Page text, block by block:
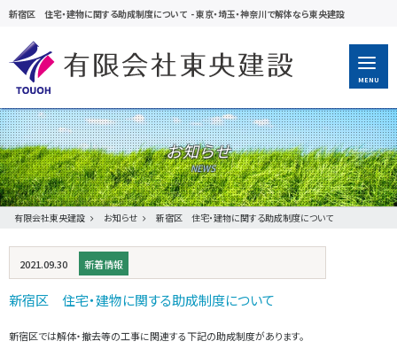
新宿区 住宅・建物に関する助成制度について -東京・埼玉・神奈川で解体なら東央建設
MENU
お知らせ
有限会社東央建設 お知らせ 新宿区 住宅・建物に関する助成制度について
2021.09.30 新着情報
新宿区 住宅・建物に関する助成制度について
新宿区では解体・撤去等の工事に関連する下記の助成制度があります。